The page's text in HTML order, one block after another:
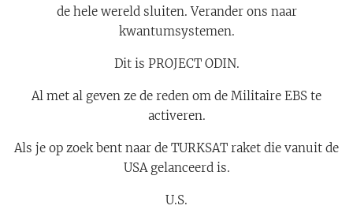
de hele wereld sluiten. Verander ons naar
kwantumsystemen.
Dit is PROJECT ODIN.
Al met al geven ze de reden om de Militaire EBS te
activeren.
Als je op zoek bent naar de TURKSAT raket die vanuit de
USA gelanceerd is.
U.S.